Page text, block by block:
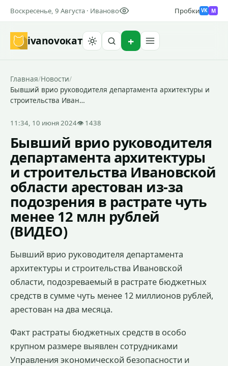
Воскресенье, 9 Августа · Иваново Пробки VK M
ivanovoкат
Главная/Новости/
Бывший врио руководителя департамента архитектуры и
строительства Иван…
11:34, 10 июня 2024👁 1438
Бывший врио руководителя
департамента архитектуры
и строительства Ивановской
области арестован из-за
подозрения в растрате чуть
менее 12 млн рублей
(ВИДЕО)
Бывший врио руководителя департамента
архитектуры и строительства Ивановской
области, подозреваемый в растрате бюджетных
средств в сумме чуть менее 12 миллионов рублей,
арестован на два месяца.
Факт растраты бюджетных средств в особо
крупном размере выявлен сотрудниками
Управления экономической безопасности и